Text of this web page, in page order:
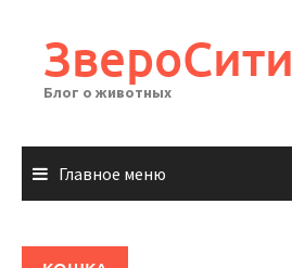
содержимому
ЗвероСити
Блог о животных
Главное меню